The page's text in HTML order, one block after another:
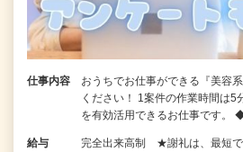
仕事内容
おうちでお仕事ができる『美容
ください！ 1案件の作業時間は5
を有効活用できるお仕事です。
給与
完全出来高制 ★謝礼は、最短で